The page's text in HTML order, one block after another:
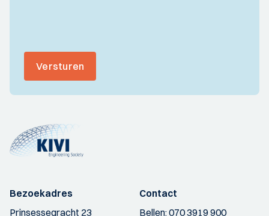
Versturen
Bezoekadres
Prinsessegracht 23
Contact
Bellen:070 3919 900